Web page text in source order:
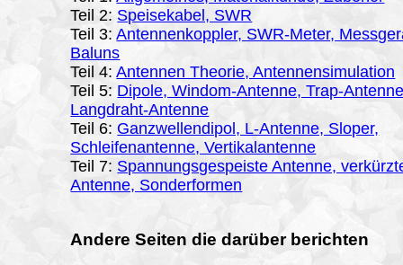
Teil 2: Speisekabel, SWR
Teil 3:Antennenkoppler, SWR-Meter,
Baluns
Teil 4:Antennen Theorie, Antennensimulation
Teil 5: Dipole, Windom-Antenne, Trap-
Langdraht-Antenne
Teil 6: Ganzwellendipol, L-Antenne, Sloper,
Schleifenantenne, Vertikalantenne
Teil 7: Spannungsgespeiste Antenne,
Antenne, Sonderformen
Andere Seiten die darüber berichten